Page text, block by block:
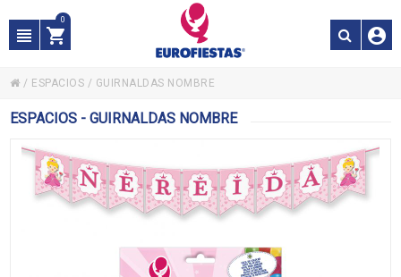
0
/ ESPACIOS / GUIRNALDAS NOMBRE
ESPACIOS - GUIRNALDAS NOMBRE